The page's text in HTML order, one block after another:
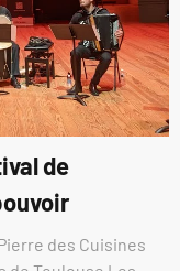
de
des Cuisines